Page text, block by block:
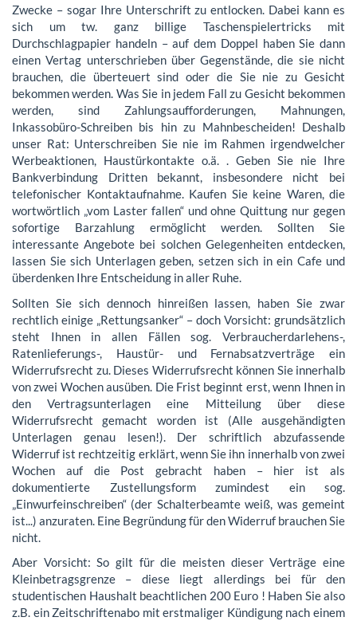
Zwecke – sogar Ihre Unterschrift zu entlocken. Dabei kann es
sich um tw. ganz billige Taschenspielertricks mit
Durchschlagpapier handeln – auf dem Doppel haben Sie dann
einen Vertag unterschrieben über Gegenstände, die sie nicht
brauchen, die überteuert sind oder die Sie nie zu Gesicht
bekommen werden. Was Sie in jedem Fall zu Gesicht bekommen
werden, sind Zahlungsaufforderungen, Mahnungen,
Inkassobüro-Schreiben bis hin zu Mahnbescheiden! Deshalb
unser Rat: Unterschreiben Sie nie im Rahmen irgendwelcher
Werbeaktionen, Haustürkontakte o.ä. . Geben Sie nie Ihre
Bankverbindung Dritten bekannt, insbesondere nicht bei
telefonischer Kontaktaufnahme. Kaufen Sie keine Waren, die
wortwörtlich „vom Laster fallen“ und ohne Quittung nur gegen
sofortige Barzahlung ermöglicht werden. Sollten Sie
interessante Angebote bei solchen Gelegenheiten entdecken,
lassen Sie sich Unterlagen geben, setzen sich in ein Cafe und
überdenken Ihre Entscheidung in aller Ruhe.
Sollten Sie sich dennoch hinreißen lassen, haben Sie zwar
rechtlich einige „Rettungsanker“ – doch Vorsicht: grundsätzlich
steht Ihnen in allen Fällen sog. Verbraucherdarlehens-,
Ratenlieferungs-, Haustür- und Fernabsatzverträge ein
Widerrufsrecht zu. Dieses Widerrufsrecht können Sie innerhalb
von zwei Wochen ausüben. Die Frist beginnt erst, wenn Ihnen in
den Vertragsunterlagen eine Mitteilung über diese
Widerrufsrecht gemacht worden ist (Alle ausgehändigten
Unterlagen genau lesen!). Der schriftlich abzufassende
Widerruf ist rechtzeitig erklärt, wenn Sie ihn innerhalb von zwei
Wochen auf die Post gebracht haben – hier ist als
dokumentierte Zustellungsform zumindest ein sog.
„Einwurfeinschreiben“ (der Schalterbeamte weiß, was gemeint
ist...) anzuraten. Eine Begründung für den Widerruf brauchen Sie
nicht.
Aber Vorsicht: So gilt für die meisten dieser Verträge eine
Kleinbetragsgrenze – diese liegt allerdings bei für den
studentischen Haushalt beachtlichen 200 Euro ! Haben Sie also
z.B. ein Zeitschriftenabo mit erstmaliger Kündigung nach einem